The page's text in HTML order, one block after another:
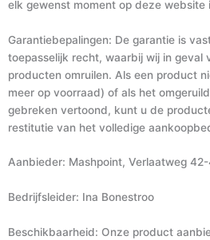
elk gewenst moment op deze website
Garantiebepalingen: De garantie is
toepasselijk recht, waarbij wij in geval
producten omruilen. Als een product
meer op voorraad) of als het
gebreken vertoond, kunt u de
restitutie van het volledige
Aanbieder: Mashpoint, Verlaatweg
Bedrijfsleider: Ina Bonestroo
Beschikbaarheid: Onze product